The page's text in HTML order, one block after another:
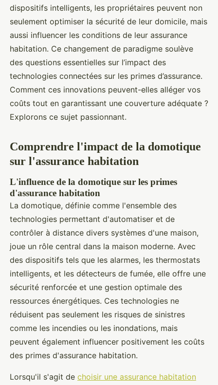
dispositifs intelligents, les propriétaires peuvent non
seulement optimiser la sécurité de leur domicile, mais
aussi influencer les conditions de leur assurance
habitation. Ce changement de paradigme soulève
des questions essentielles sur l’impact des
technologies connectées sur les primes d’assurance.
Comment ces innovations peuvent-elles alléger vos
coûts tout en garantissant une couverture adéquate ?
Explorons ce sujet passionnant.
Comprendre l'impact de la domotique
sur l'assurance habitation
L'influence de la domotique sur les primes
d'assurance habitation
La domotique, définie comme l'ensemble des
technologies permettant d'automatiser et de
contrôler à distance divers systèmes d'une maison,
joue un rôle central dans la maison moderne. Avec
des dispositifs tels que les alarmes, les thermostats
intelligents, et les détecteurs de fumée, elle offre une
sécurité renforcée et une gestion optimale des
ressources énergétiques. Ces technologies ne
réduisent pas seulement les risques de sinistres
comme les incendies ou les inondations, mais
peuvent également influencer positivement les coûts
des primes d'assurance habitation.
Lorsqu'il s'agit de choisir une assurance habitation